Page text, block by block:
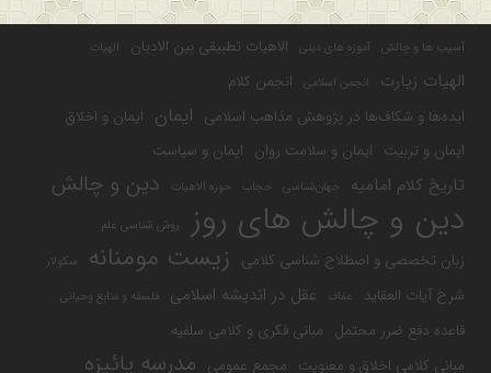
آسیب ها و چالش آموزه های دینی الاهیات تطبیقی بین الادیان الهیات
الهیات زیارت انجمن اسلامی
انجمن کلام
ایده‌ها و شکاف‌ها در پژوهش مذاهب اسلامی ایمان ایمان و اخلاق
ایمان و تربیت ایمان و سلامت روان ایمان و سیاست
تاریخ کلام امامیه جهان‌شناسی حجاب حوزه الاهیات دین و چالش
دین و چالش های روز روش شناسی علم
زبان تخصصی و اصطلاح شناسی کلامی زیست مومنانه سکولار
شرح آیات العقاید عفاف عقل در اندیشه اسلامی فلسفه و منابع وحیانی
قاعده دفع ضرر محتمل مبانی فکری و کلامی سلفیه
مبانی کلامی اخلاق و معنویت مجمع عمومی مدرسه پائیزه